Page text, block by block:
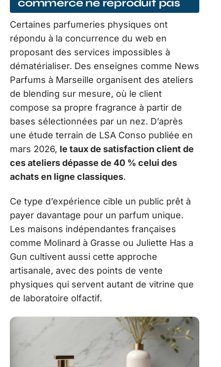
commerce ne reproduit pas
Certaines parfumeries physiques ont
répondu à la concurrence du web en
proposant des services impossibles à
dématérialiser. Des enseignes comme News
Parfums à Marseille organisent des ateliers
de blending sur mesure, où le client
compose sa propre fragrance à partir de
bases sélectionnées par un nez. D’après
une étude terrain de LSA Conso publiée en
mars 2026, le taux de satisfaction client de
ces ateliers dépasse de 40 % celui des
achats en ligne classiques.
Ce type d’expérience cible un public prêt à
payer davantage pour un parfum unique.
Les maisons indépendantes françaises
comme Molinard à Grasse ou Juliette Has a
Gun cultivent aussi cette approche
artisanale, avec des points de vente
physiques qui servent autant de vitrine que
de laboratoire olfactif.